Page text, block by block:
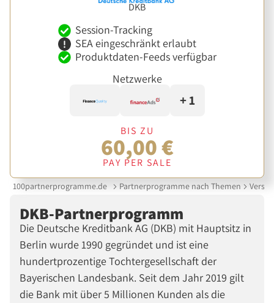
DKB
Session-Tracking
SEA eingeschränkt erlaubt
Produktdaten-Feeds verfügbar
Netzwerke
+ 1
BIS ZU
60,00 €
PAY PER SALE
100partnerprogramme.de Partnerprogramme nach Themen
DKB-Partnerprogramm
Die Deutsche Kreditbank AG (DKB) mit Hauptsitz in
Berlin wurde 1990 gegründet und ist eine
hundertprozentige Tochtergesellschaft der
Bayerischen Landesbank. Seit dem Jahr 2019 gilt
die Bank mit über 5 Millionen Kunden als die